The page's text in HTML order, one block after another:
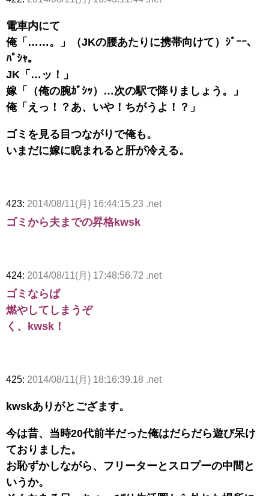
電車内にて
俺「……。」（JKの腰あたりに携帯向けて）ｼﾞｰｰ、
ﾊﾟｼｬ。
JK「…ッ！」
嫁「（俺の腕ｶﾞｼｯ）…次の駅で降りましょう。」
俺「えっ！？あ、いや！ちがうよ！？」
ゴミを見る目つながりで俺も。
いまだに嫁に睨まれると肝が冷える。
423: 2014/08/11(月) 16:44:15.23 .net
ゴミから夫までの昇格kwsk
424: 2014/08/11(月) 17:48:56.72 .net
ゴミならば
燃やしてしまうぞ
く、kwsk！
425: 2014/08/11(月) 18:16:39.18 .net
kwskありがとござます。
今は昔、当時20代前半だった俺はだらだら遊び呆け
ておりました。
お恥ずかしながら、フリーターとスロプーの中間と
いうか。